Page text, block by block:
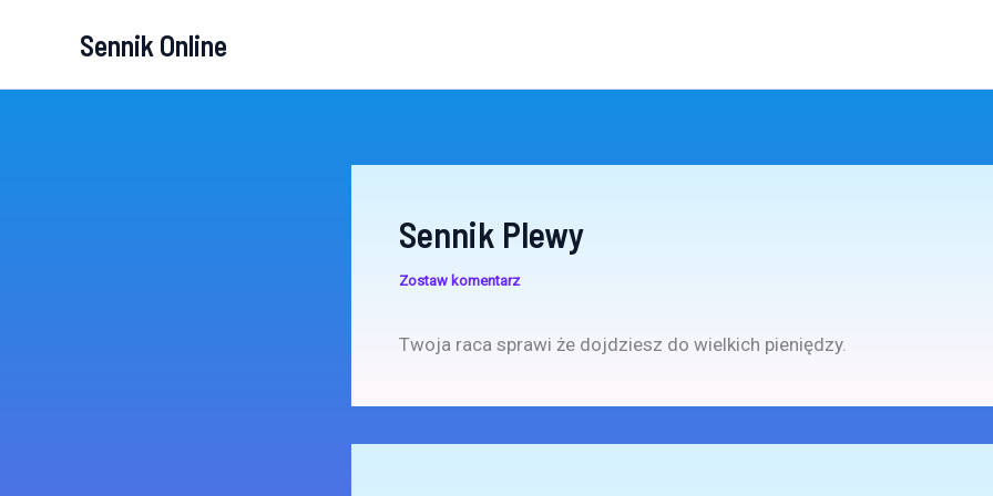
Sennik Online
Sennik Plewy
Zostaw komentarz
Twoja raca sprawi że dojdziesz do wielkich pieniędzy.